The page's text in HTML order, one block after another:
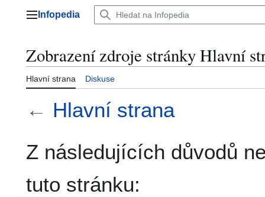
Hlavní menu
Infopedia
Zobrazení zdroje stránky Hlavní
Hlavní strana Diskuse
← Hlavní strana
Z následujících důvodů
tuto stránku: